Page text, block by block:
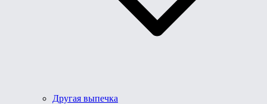
Другая выпечка